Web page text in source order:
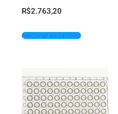
R$2.763,20
Adicionar ao carrinho